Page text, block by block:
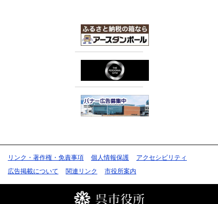
リンク・著作権・免責事項 個人情報保護
アクセシビリティ
広告掲載について
関連リンク 市役所案内